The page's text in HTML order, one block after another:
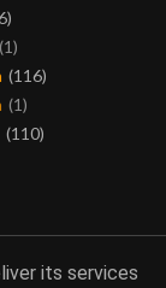
(1)
(116)
(1)
(110)
(6)
its services